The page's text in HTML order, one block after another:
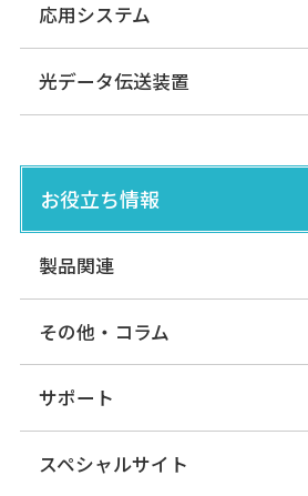
応用システム
光データ伝送装置
お役立ち情報
製品関連
その他・コラム
サポート
スペシャルサイト